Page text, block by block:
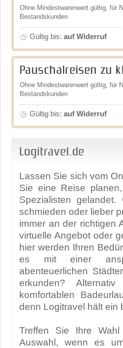
Ohne Mindestwarenwert gültig, für
Bestandskunden
Gültig bis: auf Widerruf
Pauschalreisen zu
Ohne Mindestwarenwert gültig, für
Bestandskunden
Gültig bis: auf Widerruf
Logitravel.de
Lassen Sie sich vom
Sie eine Reise
Spezialisten
schmieden oder lieber
immer an der richtigen
virtuelle Angebot oder
hier werden Ihren
es mit einer
abenteuerlichen
erkunden?
komfortablen
denn Logitravel hält ein
Treffen Sie Ihre
Auswahl, wenn es